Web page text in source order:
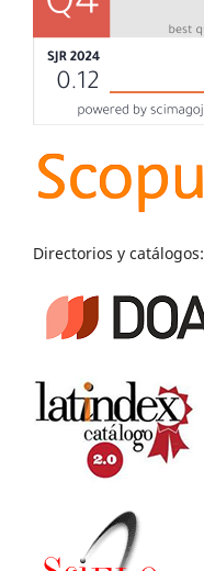
Directorios y catálogos: